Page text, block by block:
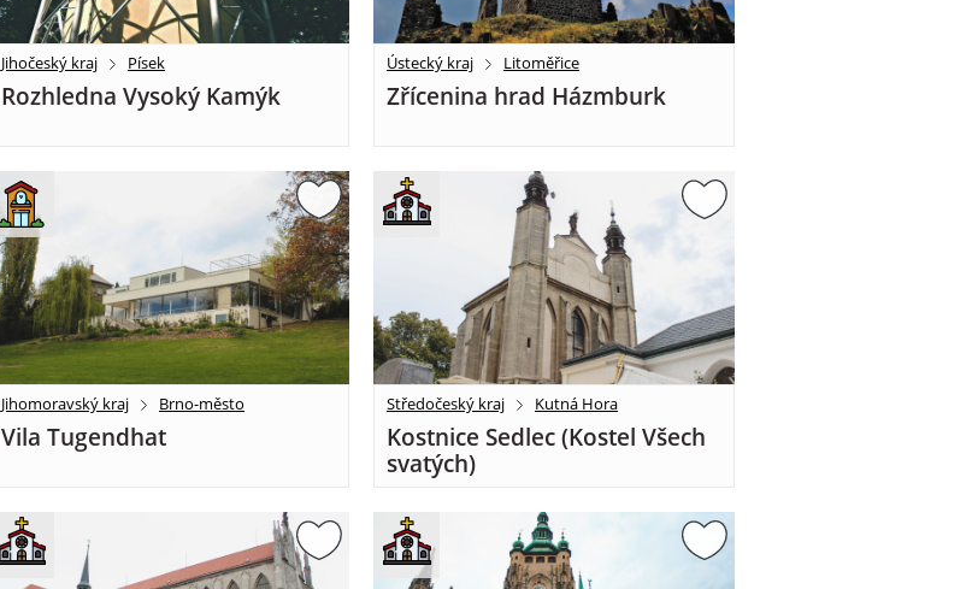
Jihočeský kraj Písek
Rozhledna Vysoký Kamýk
Ústecký kraj Litoměřice
Zřícenina hrad Házmburk
Jihomoravský kraj Brno-město
Vila Tugendhat
Středočeský kraj Kutná Hora
Kostnice Sedlec (Kostel Všech
svatých)